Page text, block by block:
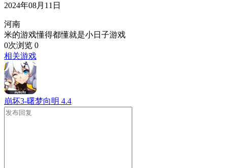
2024年08月11日
河南
米的游戏懂得都懂就是小日子游戏
0次浏览 0
相关游戏
崩坏3-曙梦向明 4.4